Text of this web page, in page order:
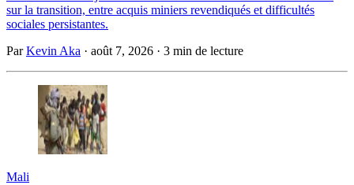
sur la transition, entre acquis miniers revendiqués et difficultés
sociales persistantes.
ParKevin Aka · août 7, 2026 · 3 min de lecture
Mali